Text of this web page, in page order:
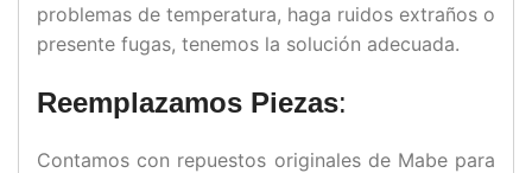
problemas de temperatura, haga ruidos extraños o
presente fugas, tenemos la solución adecuada.
Reemplazamos Piezas:
Contamos con repuestos originales de Mabe para